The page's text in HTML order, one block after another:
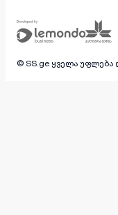
© SS.ge ყველა უფლება